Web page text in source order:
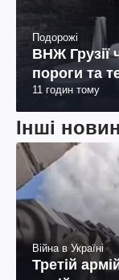
Подорожі
ВНЖ Грузії
пороги та
11 годин тому
Інші
Війна в Україні
Третій